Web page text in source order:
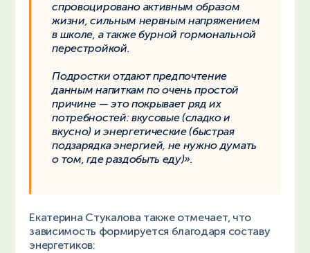
спровоцировано активным образом
жизни, сильным нервным напряжением
в школе, а также бурной гормональной
перестройкой.
Подростки отдают предпочтение
данным напиткам по очень простой
причине — это покрывает ряд их
потребностей: вкусовые (сладко и
вкусно) и энергетические (быстрая
подзарядка энергией, не нужно думать
о том, где раздобыть еду)».
Екатерина Стукалова также отмечает, что
зависимость формируется благодаря составу
энергетиков: